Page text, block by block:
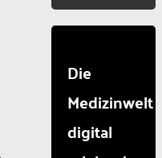
Die
Medizinwelt
digital